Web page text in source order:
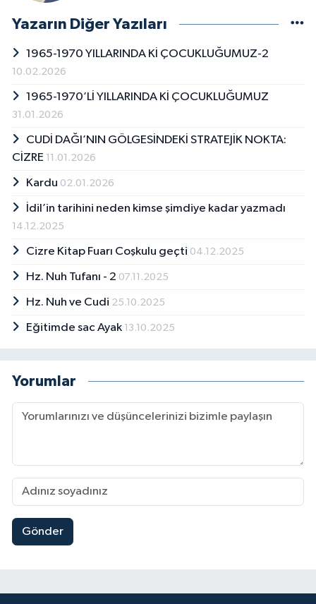
Yazarın Diğer Yazıları
1965-1970 YILLARINDA Kİ ÇOCUKLUĞUMUZ-2
10.02.2026
1965-1970’Lİ YILLARINDA Kİ ÇOCUKLUĞUMUZ
31.01.2026
CUDİ DAĞI’NIN GÖLGESİNDEKİ STRATEJİK NOKTA:
CİZRE 11.01.2026
Kardu 02.01.2026
İdil’in tarihini neden kimse şimdiye kadar yazmadı
14.12.2025
Cizre Kitap Fuarı Coşkulu geçti 04.12.2025
Hz. Nuh Tufanı - 2 07.11.2025
Hz. Nuh ve Cudi 25.10.2025
Eğitimde sac Ayak 13.10.2025
Yorumlar
Gönder